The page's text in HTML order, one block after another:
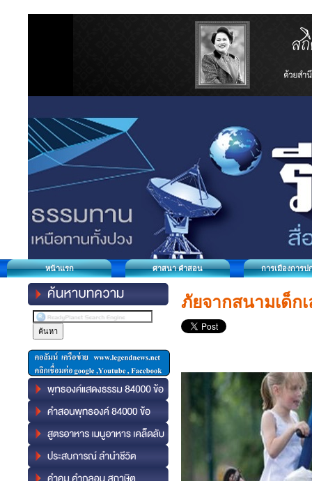
หน้าแรก ศาสนา คำสอน การเมืองการป
ภัยจากสนามเด็ก